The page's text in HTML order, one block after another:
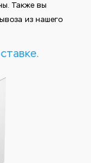
Также вы
из нашего